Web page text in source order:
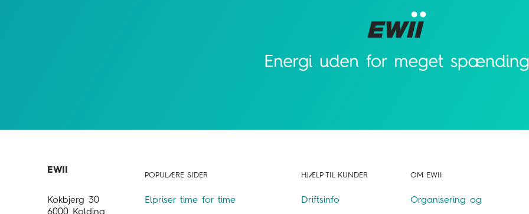
Kokbjerg 30
POPULÆRE SIDER
Elpriser time for time
HJÆLP TIL KUNDER
Driftsinfo
OM EWII
Organisering og